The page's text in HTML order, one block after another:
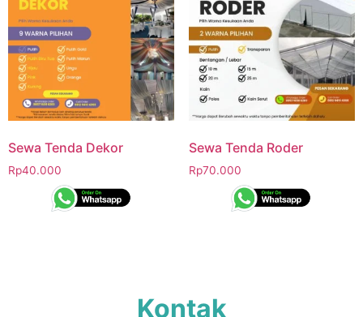
Sewa Tenda Dekor
Rp40.000
Sewa Tenda Roder
Rp70.000
Kontak